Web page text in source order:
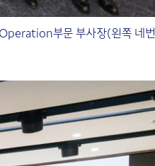
부문 부사장(왼쪽 네번